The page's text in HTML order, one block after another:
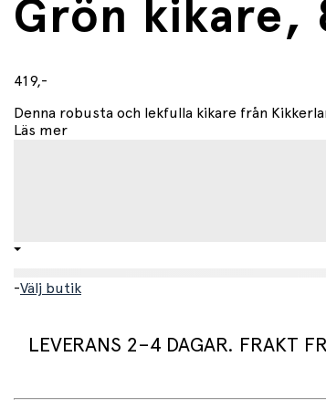
Grön kikare,
419,-
Denna robusta och lekfulla kikare från
Läs mer
-Välj butik
LEVERANS 2–4 DAGAR. FRAKT